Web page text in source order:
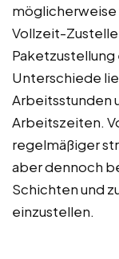
möglicherweise
Vollzeit-
Paketzustellung
Unterschiede
Arbeitsstunden
Arbeitszeiten.
regelmäßiger
aber dennoch
Schichten und
einzustellen.